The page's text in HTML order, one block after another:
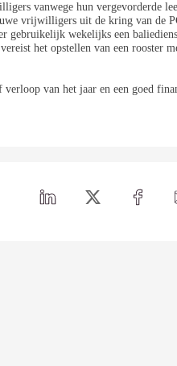
vanwege hun vergevorderde
vrijwilligers uit de kring van de
gebruikelijk wekelijks een
het opstellen van een rooster
van het jaar en een goed